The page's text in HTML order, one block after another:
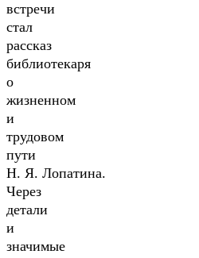
встречи
стал
рассказ
библиотекаря
о
жизненном
и
трудовом
пути
Н. Я. Лопатина.
Через
детали
и
значимые